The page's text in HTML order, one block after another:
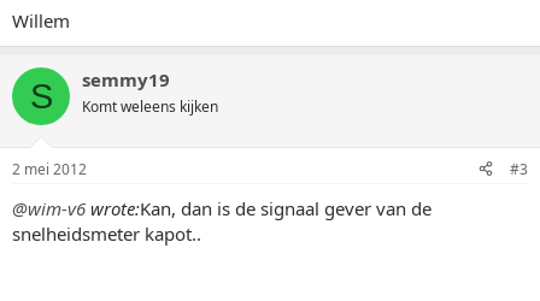
Willem
S semmy19
Komt weleens kijken
2 mei 2012 #3
@wim-v6 wrote:Kan, dan is de signaal gever van de
snelheidsmeter kapot..